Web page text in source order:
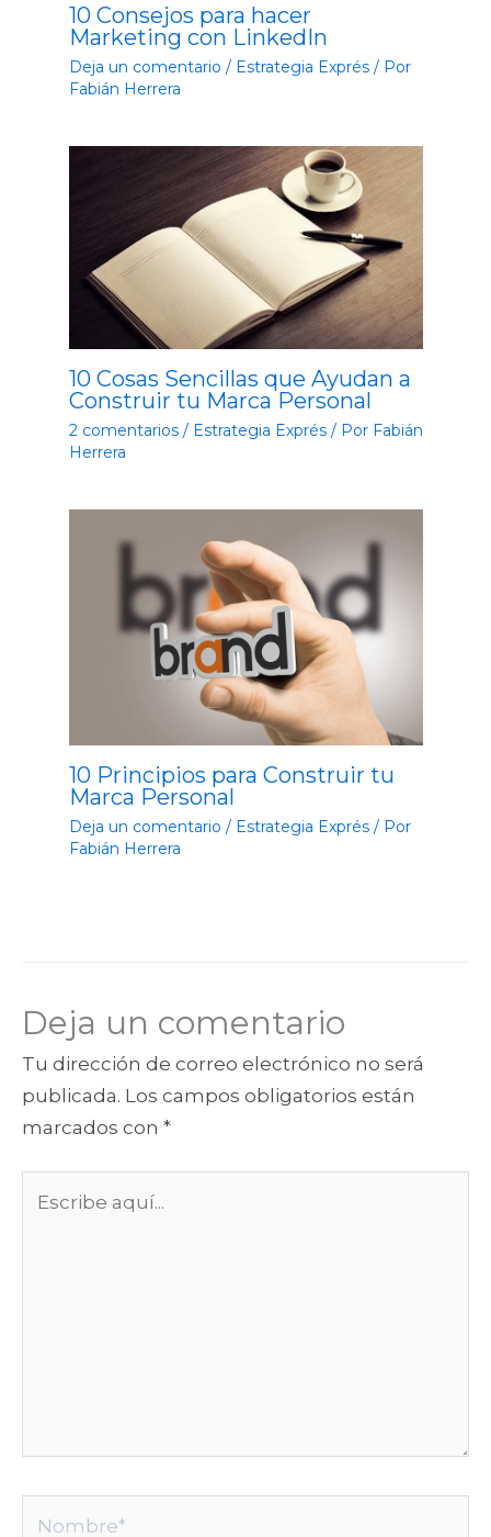
10 Consejos para hacer
Marketing con LinkedIn
Deja un comentario / Estrategia Exprés/ Por
Fabián Herrera
10 Cosas Sencillas que Ayudan a
Construir tu Marca Personal
2 comentarios / Estrategia Exprés/ Por Fabián
Herrera
10 Principios para Construir tu
Marca Personal
Deja un comentario / Estrategia Exprés/ Por
Fabián Herrera
Deja un comentario
Tu dirección de correo electrónico no será
publicada. Los campos obligatorios están
marcados con *